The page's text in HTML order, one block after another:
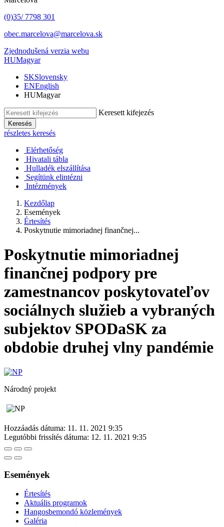
(0)35/ 7798 301
obec.marcelova@marcelova.sk
Zjednodušená verzia webu
HUMagyar
SKSlovensky
ENEnglish
HUMagyar
Keresett kifejezés
Keresés
részletes keresés
Elérhetőség
Hivatali tábla
Hulladék elszállítása
Segítünk elintézni
Intézmények
Kezdőlap
Események
Értesítés
Poskytnutie mimoriadnej finančnej...
Poskytnutie mimoriadnej
finančnej podpory pre
zamestnancov poskytovateľov
sociálnych služieb a vybraných
subjektov SPODaSK za
obdobie druhej vlny pandémie
Národný projekt
Hozzáadás dátuma: 11. 11. 2021 9:35
Legutóbbi frissítés dátuma: 12. 11. 2021 9:35
Események
Értesítés
Aktuális programok
Hangosbemondó közlemények
Galéria